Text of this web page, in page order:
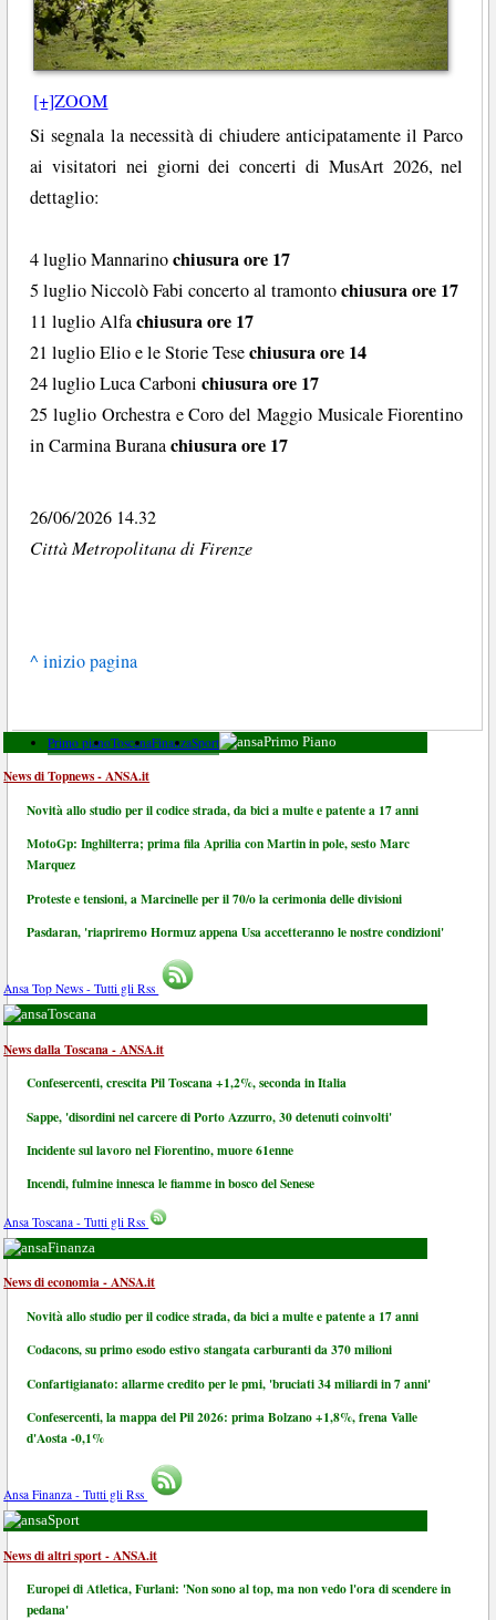
[+]ZOOM
Si segnala la necessità di chiudere anticipatamente il Parco
ai visitatori nei giorni dei concerti di MusArt 2026, nel
dettaglio:
4 luglio Mannarinochiusura ore 17
5 luglio Niccolò Fabi concerto al tramontochiusura ore 17
11 luglio Alfachiusura ore 17
21 luglio Elio e le Storie Tesechiusura ore 14
24 luglio Luca Carbonichiusura ore 17
25 luglio Orchestra e Coro del Maggio Musicale Fiorentino
in Carmina Buranachiusura ore 17
26/06/2026 14.32
Città Metropolitana di Firenze
^ inizio pagina
Primo pianoToscanaFinanzaSport Primo Piano
News di Topnews - ANSA.it
Novità allo studio per il codice strada, da bici a multe e patente a 17 anni
MotoGp: Inghilterra; prima fila Aprilia con Martin in pole, sesto Marc
Marquez
Proteste e tensioni, a Marcinelle per il 70/o la cerimonia delle divisioni
Pasdaran, 'riapriremo Hormuz appena Usa accetteranno le nostre condizioni'
Ansa Top News - Tutti gli Rss
Toscana
News dalla Toscana - ANSA.it
Confesercenti, crescita Pil Toscana +1,2%, seconda in Italia
Sappe, 'disordini nel carcere di Porto Azzurro, 30 detenuti coinvolti'
Incidente sul lavoro nel Fiorentino, muore 61enne
Incendi, fulmine innesca le fiamme in bosco del Senese
Ansa Toscana - Tutti gli Rss
Finanza
News di economia - ANSA.it
Novità allo studio per il codice strada, da bici a multe e patente a 17 anni
Codacons, su primo esodo estivo stangata carburanti da 370 milioni
Confartigianato: allarme credito per le pmi, 'bruciati 34 miliardi in 7 anni'
Confesercenti, la mappa del Pil 2026: prima Bolzano +1,8%, frena Valle
d'Aosta -0,1%
Ansa Finanza - Tutti gli Rss
Sport
News di altri sport - ANSA.it
Europei di Atletica, Furlani: 'Non sono al top, ma non vedo l'ora di scendere in
pedana'